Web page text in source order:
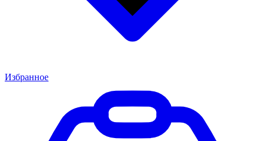
Избранное